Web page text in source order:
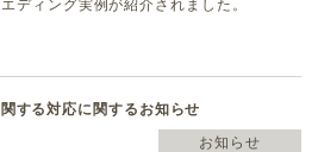
ディング実例が紹介されました。
する対応に関するお知らせ
お知らせ